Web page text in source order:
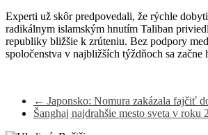
Experti už skôr predpovedali, že rýchle
radikálnym islamským hnutím Taliban
republiky bližšie k zrúteniu. Bez podpory
spoločenstva v najbližších týždňoch sa začne
← Japonsko: Nomura zakázala fajčiť
Šanghaj najdrahšie mesto sveta v roku